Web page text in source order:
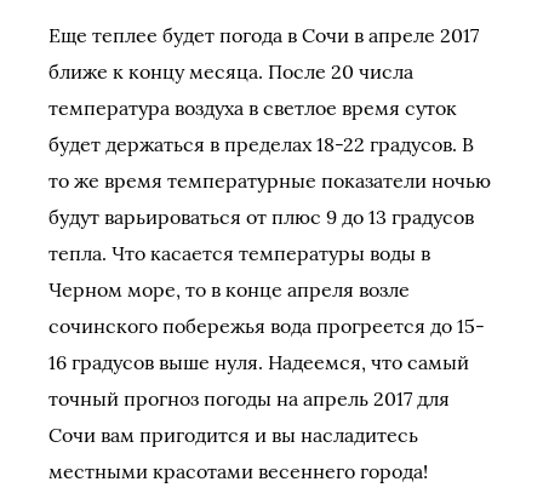
Еще теплее будет погода в Сочи в апреле 2017
ближе к концу месяца. После 20 числа
температура воздуха в светлое время суток
будет держаться в пределах 18-22 градусов. В
то же время температурные показатели ночью
будут варьироваться от плюс 9 до 13 градусов
тепла. Что касается температуры воды в
Черном море, то в конце апреля возле
сочинского побережья вода прогреется до 15-
16 градусов выше нуля. Надеемся, что самый
точный прогноз погоды на апрель 2017 для
Сочи вам пригодится и вы насладитесь
местными красотами весеннего города!